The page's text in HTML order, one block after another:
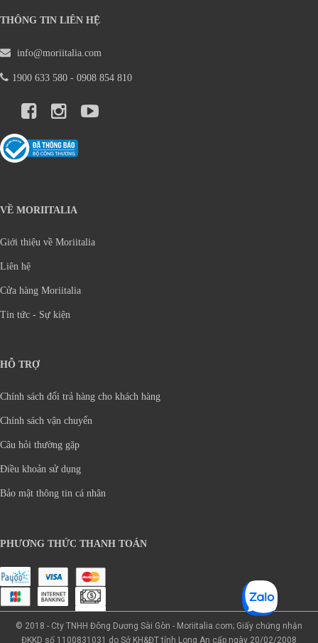
THÔNG TIN LIÊN HỆ
info@moriitalia.com
1900 633 580 - 0908 854 810
VỀ MORIITALIA
Giới thiệu về Moriitalia
Liên hệ
Cửa hàng Moriitalia
Tin tức - Sự kiện
HỖ TRỢ
Chính sách đổi trả hàng cho khách hàng
Chính sách vận chuyển
Câu hỏi thường gặp
Điều khoản sử dụng
Bảo mật thông tin cá nhân
PHƯƠNG THỨC THANH TOÁN
© 2018 - Cty TNHH Đông Dương Sài Gòn - Moriitalia.com; Giấy chứng nhận
ĐKKD số 1100831031 do Sở KH&ĐT tỉnh Long An cấp ngày 20/02/2008